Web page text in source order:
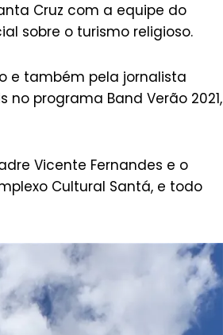
Cruz com a equipe do
sobre o turismo religioso.
e também pela jornalista
no programa Band Verão 2021,
Vicente Fernandes e o
Cultural Santá, e todo